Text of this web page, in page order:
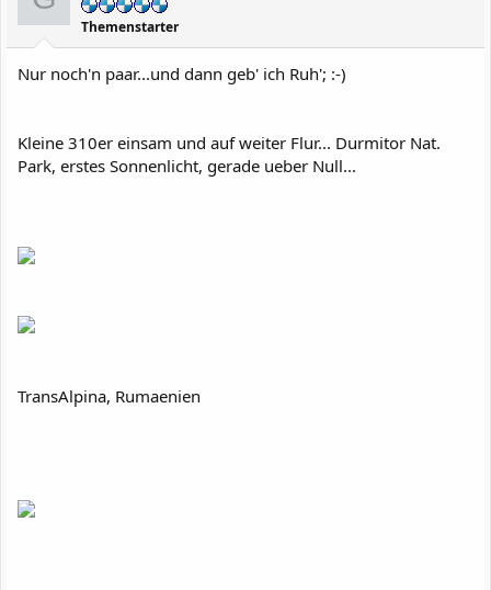
e
n
Themenstarter
Nur noch'n paar...und dann geb' ich Ruh'; :-)
Kleine 310er einsam und auf weiter Flur... Durmitor Nat.
Park, erstes Sonnenlicht, gerade ueber Null...
TransAlpina, Rumaenien